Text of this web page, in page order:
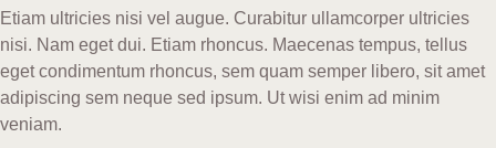
Etiam ultricies nisi vel augue. Curabitur ullamcorper ultricies
nisi. Nam eget dui. Etiam rhoncus. Maecenas tempus, tellus
eget condimentum rhoncus, sem quam semper libero, sit amet
adipiscing sem neque sed ipsum. Ut wisi enim ad minim
veniam.